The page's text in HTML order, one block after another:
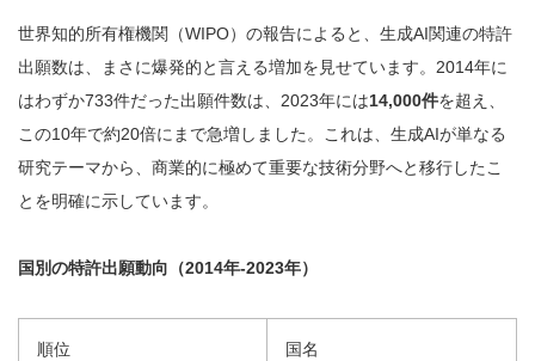
世界知的所有権機関（WIPO）の報告によると、生成AI関連の特許
出願数は、まさに爆発的と言える増加を見せています。2014年に
はわずか733件だった出願件数は、2023年には14,000件を超え、
この10年で約20倍にまで急増しました。これは、生成AIが単なる
研究テーマから、商業的に極めて重要な技術分野へと移行したこ
とを明確に示しています。
国別の特許出願動向（2014年-2023年）
順位 国名